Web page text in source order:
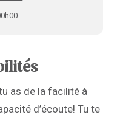
as de la facilité à
d’écoute! Tu te